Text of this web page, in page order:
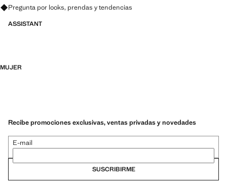
Pregunta por looks, prendas y tendencias
ASSISTANT
MUJER
Recibe promociones exclusivas, ventas privadas y novedades
E-mail
SUSCRIBIRME